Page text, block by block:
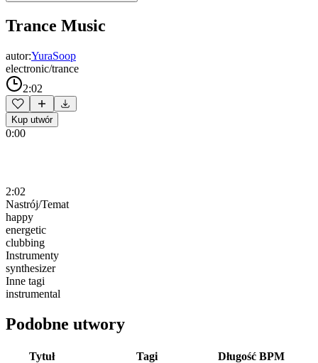
Trance Music
autor:YuraSoop
electronic/trance
2:02
Kup utwór
0:00
2:02
Nastrój/Temat
happy
energetic
clubbing
Instrumenty
synthesizer
Inne tagi
instrumental
Podobne utwory
Tytuł Tagi Długość BPM